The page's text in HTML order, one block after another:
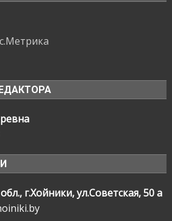
г.Хойники, ул.Советская, 50 а